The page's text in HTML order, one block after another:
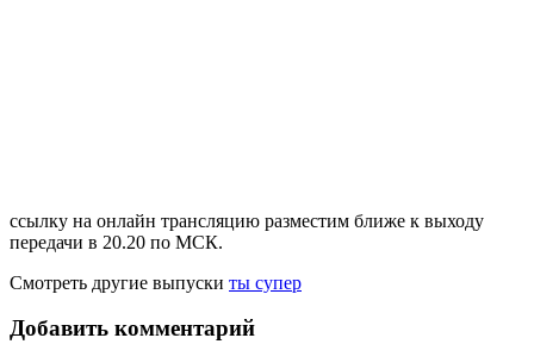
ссылку на онлайн трансляцию разместим ближе к выходу
передачи в 20.20 по МСК.
Смотреть другие выпуски ты супер
Добавить комментарий